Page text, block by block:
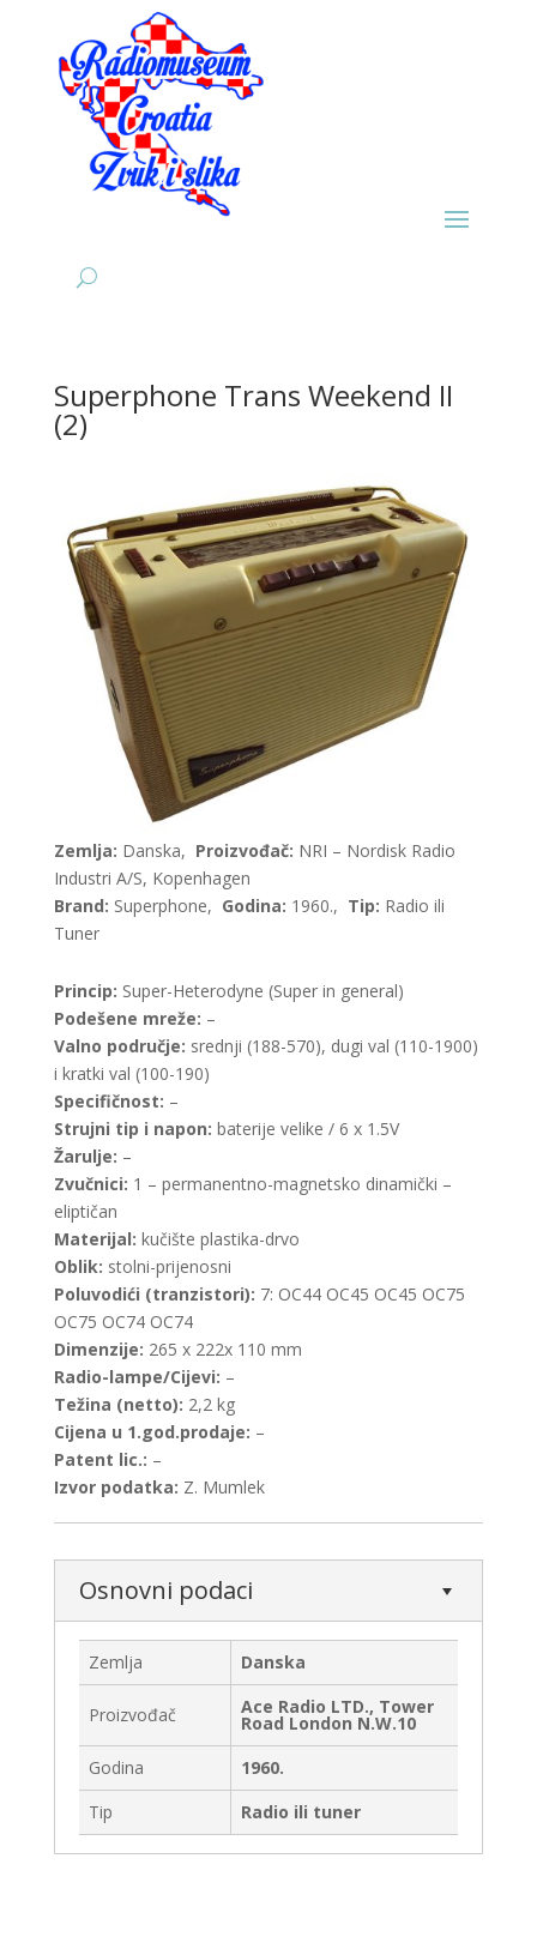
Superphone Trans Weekend II
(2)
Zemlja: Danska, Proizvođač: NRI – Nordisk Radio
Industri A/S, Kopenhagen
Brand: Superphone, Godina: 1960., Tip: Radio ili
Tuner
Princip: Super-Heterodyne (Super in general)
Podešene mreže: –
Valno područje: srednji (188-570), dugi val (110-1900)
i kratki val (100-190)
Specifičnost: –
Strujni tip i napon: baterije velike / 6 x 1.5V
Žarulje: –
Zvučnici: 1 – permanentno-magnetsko dinamički –
eliptičan
Materijal: kučište plastika-drvo
Oblik: stolni-prijenosni
Poluvodići (tranzistori): 7: OC44 OC45 OC45 OC75
OC75 OC74 OC74
Dimenzije: 265 x 222x 110 mm
Radio-lampe/Cijevi: –
Težina (netto): 2,2 kg
Cijena u 1.god.prodaje: –
Patent lic.: –
Izvor podatka: Z. Mumlek
Osnovni podaci
Zemlja Danska
Proizvođač Ace Radio LTD., Tower
Road London N.W.10
Godina
1960.
Tip
Radio ili tuner